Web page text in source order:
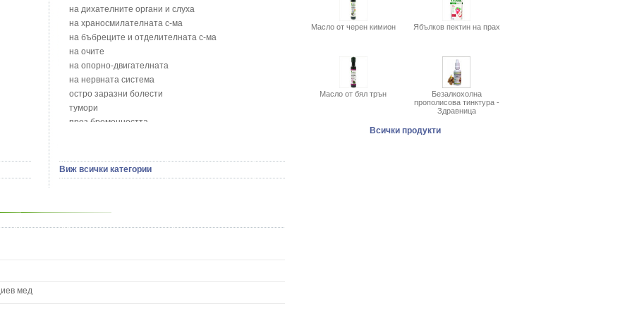
Блатен тъжник - Spirea ulmaria L.
Блян
Бобови шушулки - Phaseolus Vulgaris L.
Божур - Paeonia Decora
Борови връхчета - Pinus sylvestris
Босилек - Ocimum Basillicum
Брей - Tamus Communis
Брош - Rubia tinctorum L.
Бръшлян - Hedera helix L.
Бял имел - Viscum album L.
Бял оман - Inula Helenium L.
Бяла върба - Salix Аlba
на дихателните органи и слуха
на храносмилателната с-ма
на бъбреците и отделителната с-ма
на очите
на опорно-двигателната
на нервната система
остро заразни болести
тумори
през бременността
сексуални проблеми
на половите органи
Виж всички категории
мед
Масло от черен кимион Ябълков пектин на прах
Масло от бял трън
Безалкохолна
прополисова тинктура -
Здравница
Всички продукти